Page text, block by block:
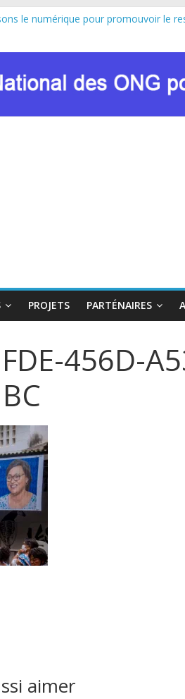
le numérique pour promouvoir le
: Sous l’impulsion de Marie Nyombo
de consultation sur les approches
PROJETS PARTÉNAIRES
456D-
aimer